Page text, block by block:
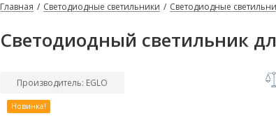
Главная / Светодиодные светильники / Светодиодные
Светодиодный светильник
Производитель: EGLO
Новинка!